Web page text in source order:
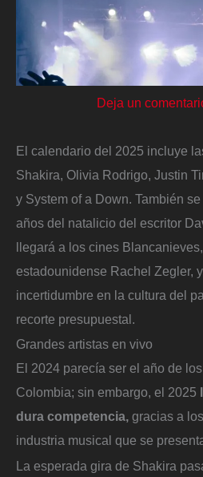
Deja un
El calendario del 2025 incluye
Shakira, Olivia Rodrigo, Justin
y System of a Down. También
años del natalicio del escritor
llegará a los cines
estadounidense Rachel Zegler,
incertidumbre en la cultura del
recorte presupuestal.
Grandes artistas en vivo
El 2024 parecía ser el año de
Colombia; sin embargo, el 2025
dura competencia, gracias a
industria musical que se
La esperada gira de Shakira